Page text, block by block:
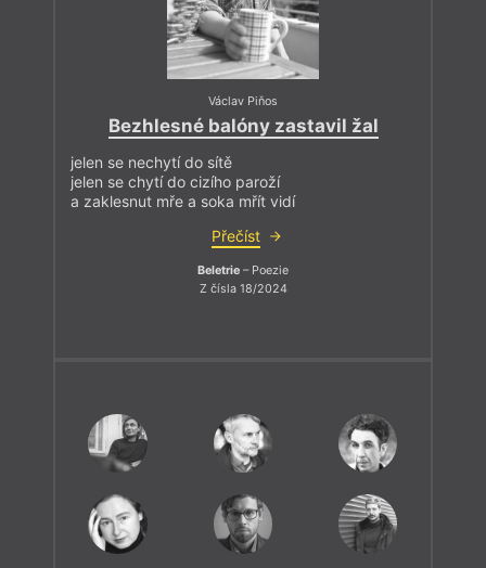
Václav Piňos
Bezhlesné balóny zastavil žal
jelen se nechytí do sítě
jelen se chytí do cizího paroží
a zaklesnut mře a soka mřít vidí
Přečíst
Beletrie – Poezie
Z čísla 18/2024